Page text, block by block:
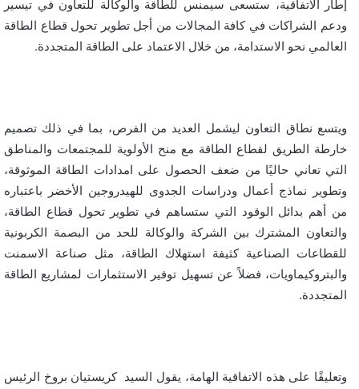
إطار الاتفاقية، ستسعى سيمنس للطاقة والوكالة للتعاون في تيسير
ودعم الشراكات في كافة المجالات من أجل تطوير تحول قطاع الطاقة
العالمي نحو الاستدامة، من خلال الاعتماد على الطاقة المتجددة.
ويتسع نطاق التعاون ليشمل العديد من الفرص، بما في ذلك تصميم
خارطة الطريق لقطاع الطاقة مع منح الأولوية للمجتمعات والمناطق
التي تعاني حاليًا من ضعف الحصول على امدادات الطاقة الموثوقة،
وتطوير نماذج أعمال ودراسات الجدوى للهيدروجين الأخضر باعتباره
من أهم بدائل الوقود التي ستساهم في تطوير تحول قطاع الطاقة،
والتعاون المشترك بين الشركة والوكالة للحد من البصمة الكربونية
للقطاعات الصناعية كثيفة استهلاك الطاقة، مثل صناعة الاسمنت
والبتروكيماويات، فضلاً عن تسهيل توفير الاستثمارات لمشاريع الطاقة
المتجددة.
وتعليقًا على هذه الاتفاقية الهامة، يقول السيد كريستيان بروخ الرئيس